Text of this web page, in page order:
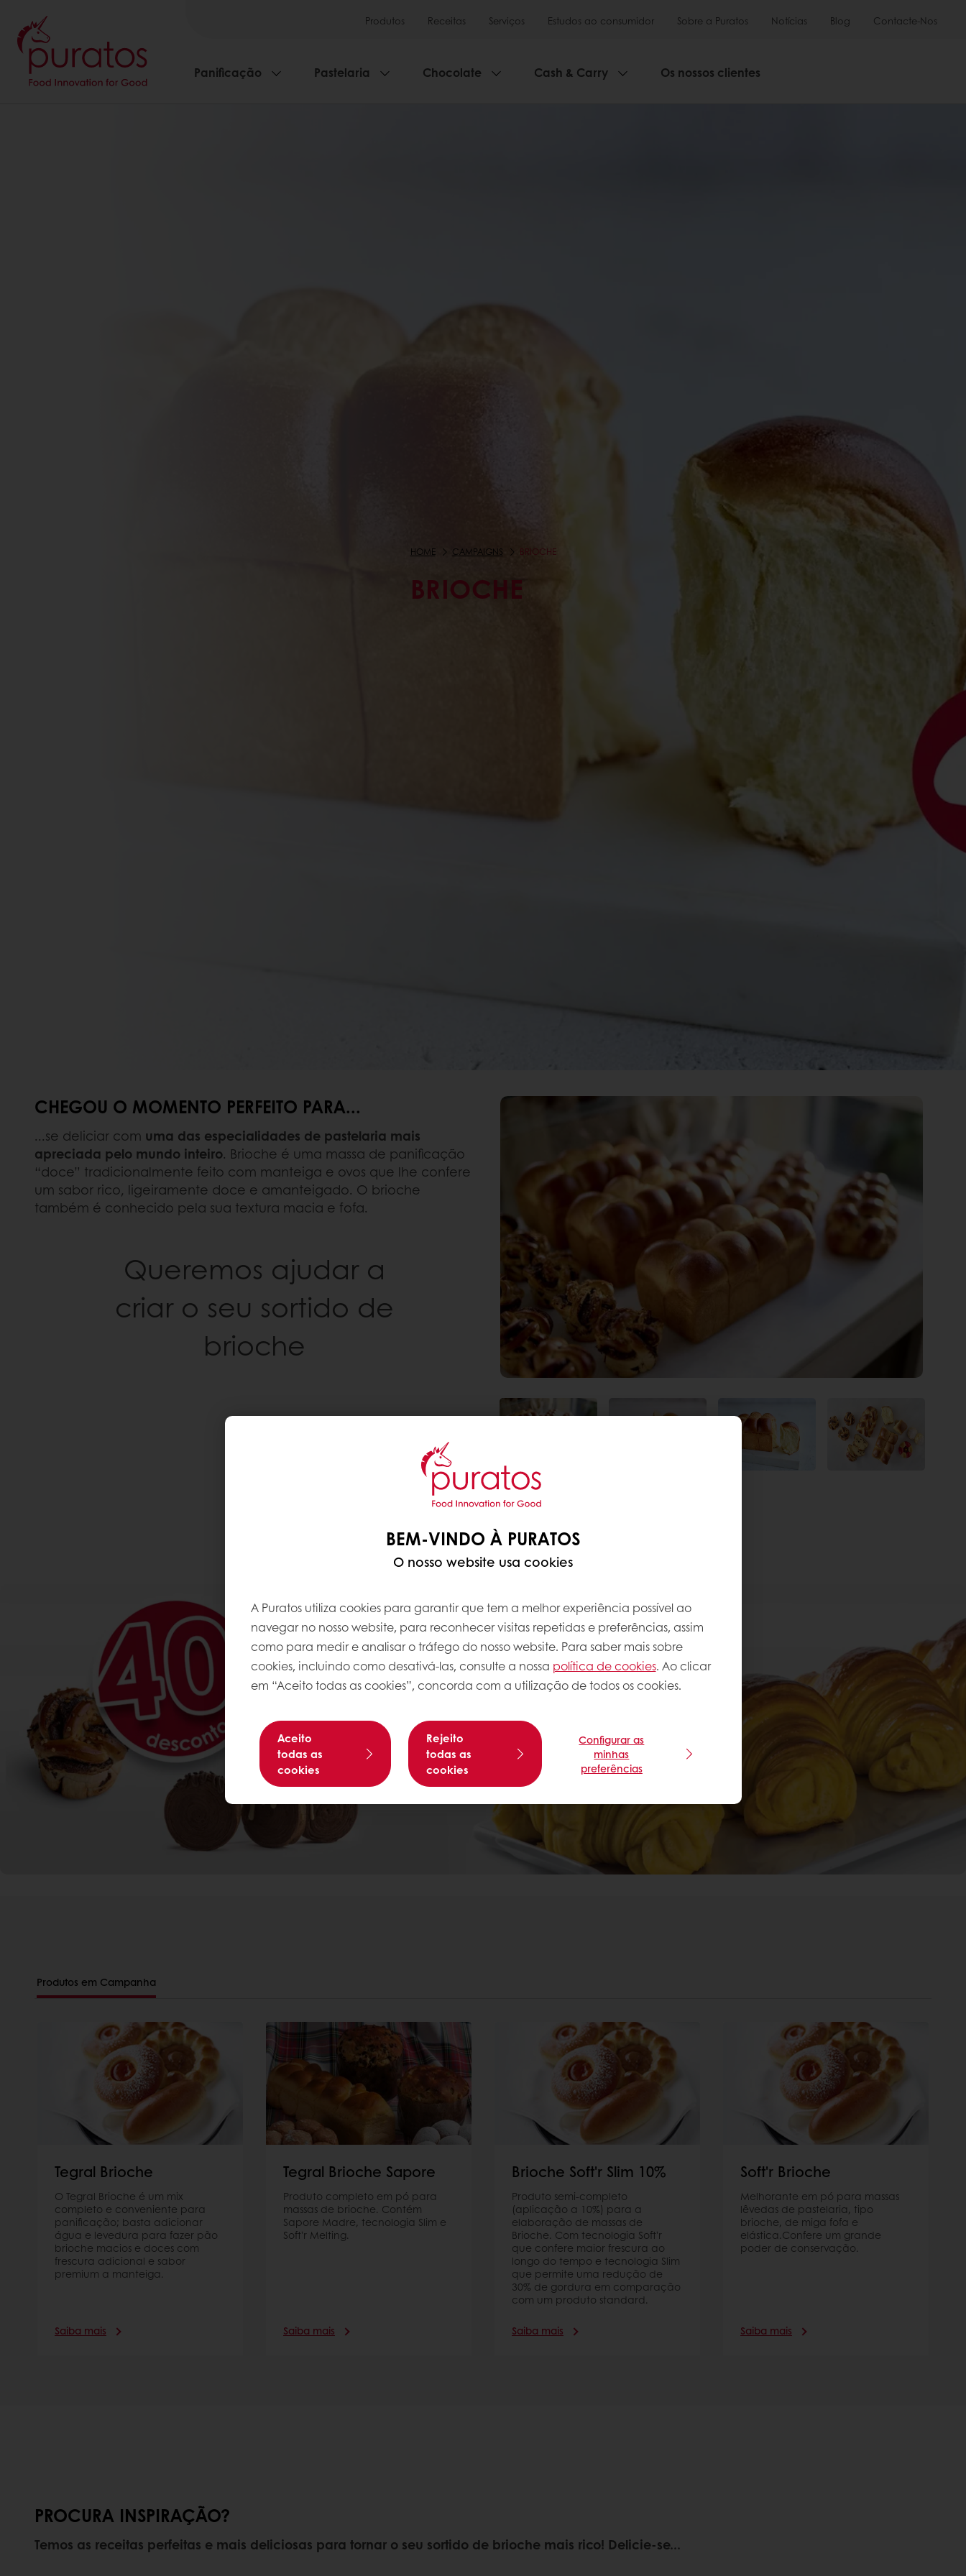
Produtos Receitas Serviços Estudos ao consumidor Sobre a Puratos Notícias Blog Contacte-Nos
Panificação Pastelaria Chocolate Cash & Carry Os nossos clientes
HOME CAMPAIGNS BRIOCHE
BRIOCHE
CHEGOU O MOMENTO PERFEITO PARA...
...se deliciar com uma das especialidades de pastelaria mais
apreciada pelo mundo inteiro. Brioche é uma massa de panificação
“doce” tradicionalmente feito com manteiga e ovos que lhe confere
um sabor rico, ligeiramente doce e amanteigado. O brioche
também é conhecido pela sua textura macia e fofa.
Queremos ajudar a
criar o seu sortido de
brioche
Produtos em Campanha
Tegral Brioche
O Tegral Brioche é um mix
completo e conveniente para
panificação; basta adicionar
água e levedura para fazer pão
brioche macios e doces com
frescura adicional e sabor
premium a manteiga.
Saiba mais
Tegral Brioche Sapore
Produto completo em pó para
massas de brioche. Contém
Sapore Madre, tecnologia Slim e
Soft'r Melting.
Saiba mais
Brioche Soft'r Slim 10%
Produto semi-completo
(aplicação a 10%) para a
elaboração de massas de
Brioche. Com tecnologia Soft'r
que confere maior frescura ao
longo do tempo e tecnologia Slim
que permite uma redução de
30% de gordura em comparação
com um produto standard.
Saiba mais
Soft'r Brioche
Melhorante em pó para massas
lêvedas de pastelaria, tipo
brioche, de miga fofa e
elástica.Confere um grande
poder de conservação.
Saiba mais
PROCURA INSPIRAÇÃO?
Temos as receitas perfeitas e mais deliciosas para tornar o seu sortido de brioche mais rico! Delicie-se...
BEM-VINDO À PURATOS
O nosso website usa cookies
A Puratos utiliza cookies para garantir que tem a melhor experiência possível ao
navegar no nosso website, para reconhecer visitas repetidas e preferências, assim
como para medir e analisar o tráfego do nosso website. Para saber mais sobre
cookies, incluindo como desativá-las, consulte a nossa política de cookies. Ao clicar
em “Aceito todas as cookies”, concorda com a utilização de todos os cookies.
Aceito
todas as
cookies
Rejeito
todas as
cookies
Configurar as
minhas
preferências